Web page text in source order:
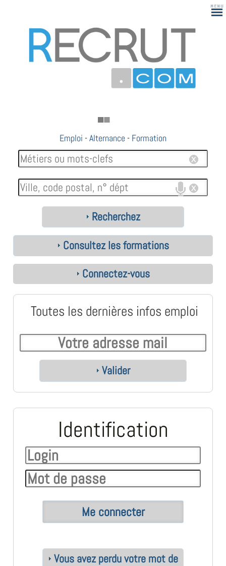
183
Emploi -Alternance - Formation
Recherchez
Consultez les formations
Connectez-vous
Toutes les dernières infos emploi
Valider
Identification
Vous avez perdu votre mot de